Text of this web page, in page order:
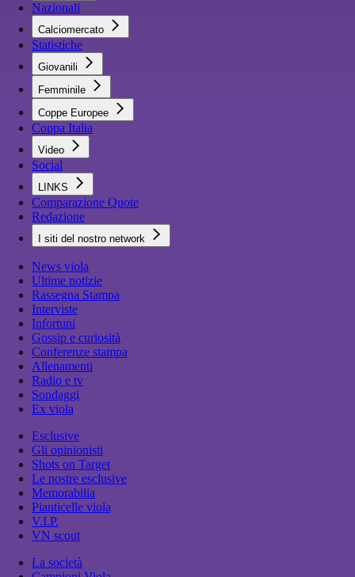
Nazionali
Calciomercato
Statistiche
Giovanili
Femminile
Coppe Europee
Coppa Italia
Video
Social
LINKS
Comparazione Quote
Redazione
I siti del nostro network
News viola
Ultime notizie
Rassegna Stampa
Interviste
Infortuni
Gossip e curiosità
Conferenze stampa
Allenamenti
Radio e tv
Sondaggi
Ex viola
Esclusive
Gli opinionisti
Shots on Target
Le nostre esclusive
Memorabilia
Pianticelle viola
V.I.P.
VN scout
La società